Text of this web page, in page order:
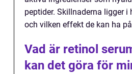
peptider. Skillnaderna ligger i
och vilken effekt de kan ha
Vad är retinol
kan det göra för